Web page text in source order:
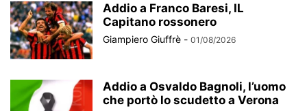
Addio a Franco Baresi, IL
Capitano rossonero
Giampiero Giuffrè - 01/08/2026
Addio a Osvaldo Bagnoli, l’uomo
che portò lo scudetto a Verona